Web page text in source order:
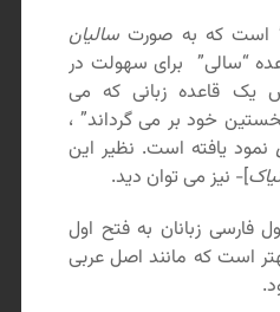
است که به صورت سالیان
“سالی” برای سهولت در
قاعده زبانی که می
خود بر می گرداند” ،
نمود یافته است. نظیر این
]- نیز می توان دید.
فارسی زبانان به فتح اول
است که مانند اصل عربی